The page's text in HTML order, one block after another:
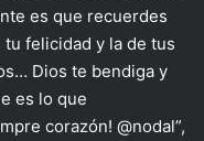
es que recuerdes
felicidad y la de tus
Dios te bendiga y
es lo que
corazón! @nodal”,